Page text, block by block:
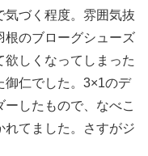
気づく程度。雰囲気抜
のブローグシューズ
欲しくなってしまった
御仁でした。3×1のデ
したもので、なべこ
れてました。さすがジ